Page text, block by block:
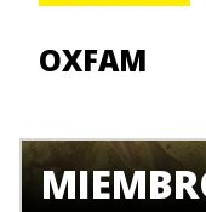
OXFAM